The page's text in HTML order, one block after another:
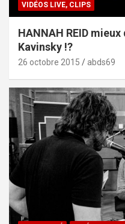
VIDÉOS LIVE, CLIPS
HANNAH REID
Kavinsky !?
26 octobre 2015 abds69